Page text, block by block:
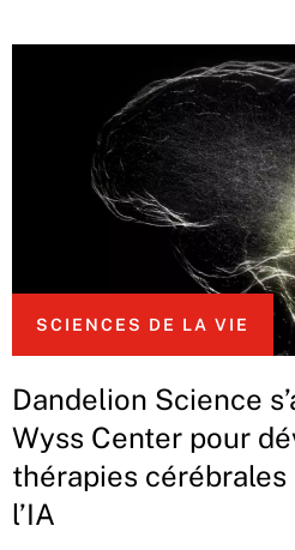
SCIENCES DE LA VIE
Dandelion Science
Wyss Center pour
thérapies cérébrales
l’IA